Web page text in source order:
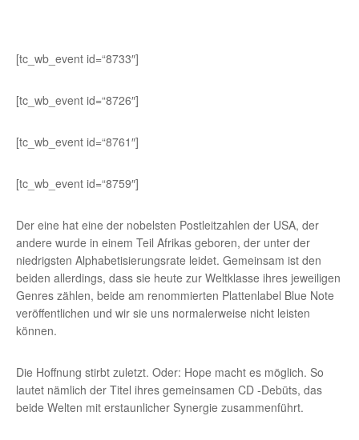
[tc_wb_event id=“8733″]
[tc_wb_event id=“8726″]
[tc_wb_event id=“8761″]
[tc_wb_event id=“8759″]
Der eine hat eine der nobelsten Postleitzahlen der USA, der
andere wurde in einem Teil Afrikas geboren, der unter der
niedrigsten Alphabetisierungsrate leidet. Gemeinsam ist den
beiden allerdings, dass sie heute zur Weltklasse ihres jeweiligen
Genres zählen, beide am renommierten Plattenlabel Blue Note
veröffentlichen und wir sie uns normalerweise nicht leisten
können.
Die Hoffnung stirbt zuletzt. Oder: Hope macht es möglich. So
lautet nämlich der Titel ihres gemeinsamen CD -Debüts, das
beide Welten mit erstaunlicher Synergie zusammenführt.